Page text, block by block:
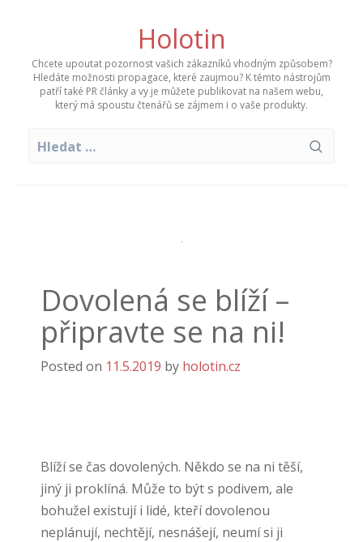
Holotin
Chcete upoutat pozornost vašich zákazníků vhodným způsobem?
Hledáte možnosti propagace, které zaujmou? K těmto nástrojům
patří také PR články a vy je můžete publikovat na našem webu,
který má spoustu čtenářů se zájmem i o vaše produkty.
Dovolená se blíží –
připravte se na ni!
Posted on 11.5.2019 by holotin.cz
Blíží se čas dovolených. Někdo se na ni těší,
jiný ji proklíná. Může to být s podivem, ale
bohužel existují i lidé, kteří dovolenou
neplánují, nechtějí, nesnášejí, neumí si ji